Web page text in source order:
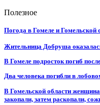
Полезное
Погода в Гомеле и Гомельской
Жительница Добруша
В Гомеле подросток погиб
Два человека погибли в
В Гомельской области
закопали, затем раскопали,